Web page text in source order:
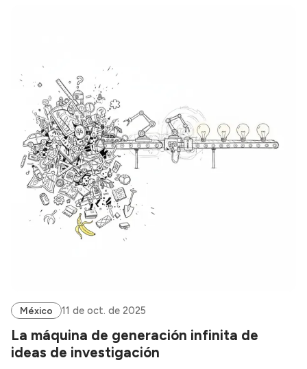
México 11 de oct. de 2025
La máquina de generación infinita de
ideas de investigación